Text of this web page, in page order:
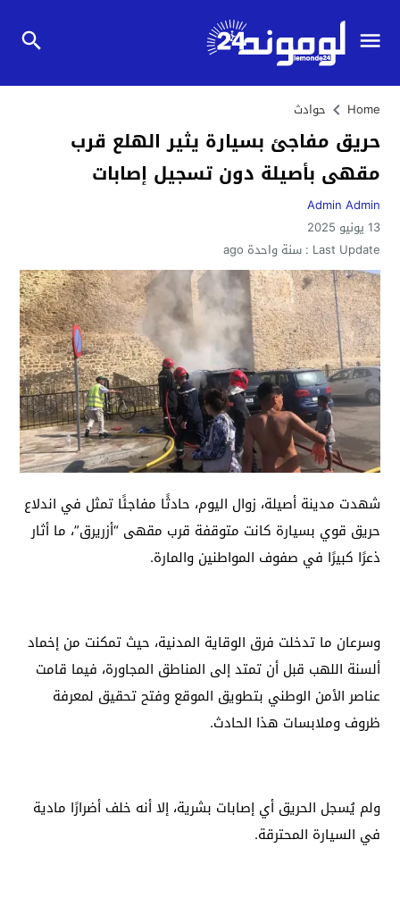
Home حوادث
حريق مفاجئ بسيارة يثير الهلع قرب
مقهى بأصيلة دون تسجيل إصابات
Admin Admin
13 يونيو 2025
Last Update : سنة واحدة ago
شهدت مدينة أصيلة، زوال اليوم، حادثًا مفاجئًا تمثل في اندلاع
حريق قوي بسيارة كانت متوقفة قرب مقهى “أزريرق”، ما أثار
ذعرًا كبيرًا في صفوف المواطنين والمارة.
وسرعان ما تدخلت فرق الوقاية المدنية، حيث تمكنت من إخماد
ألسنة اللهب قبل أن تمتد إلى المناطق المجاورة، فيما قامت
عناصر الأمن الوطني بتطويق الموقع وفتح تحقيق لمعرفة
ظروف وملابسات هذا الحادث.
ولم يُسجل الحريق أي إصابات بشرية، إلا أنه خلف أضرارًا مادية
في السيارة المحترقة.